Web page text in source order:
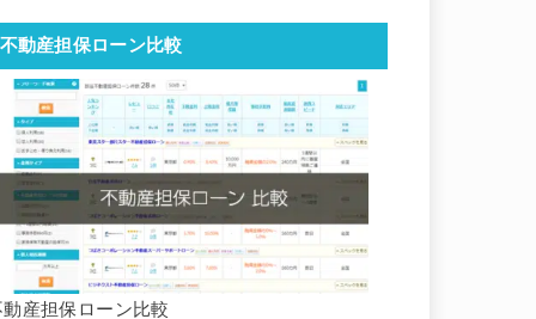
不動産担保ローン比較
動産担保ローン比較